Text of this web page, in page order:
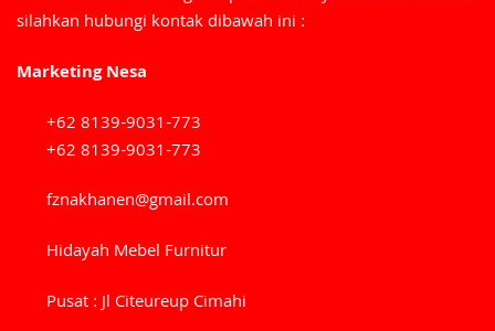
silahkan hubungi kontak dibawah ini :
Marketing Nesa
+62 8139-9031-773
+62 8139-9031-773
fznakhanen@gmail.com
Hidayah Mebel Furnitur
Pusat : Jl Citeureup Cimahi